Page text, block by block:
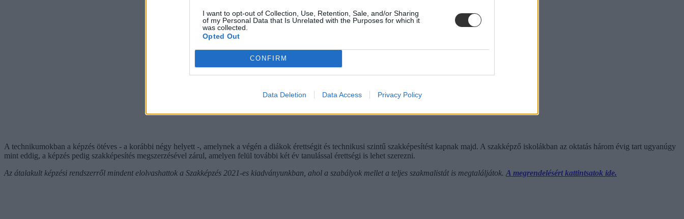
I want to opt-out of Collection, Use, Retention, Sale, and/or Sharing
of my Personal Data that Is Unrelated with the Purposes for which it
was collected.
Opted Out
CONFIRM
Data Deletion Data Access Privacy Policy
A technikumokban a képzés ötéves - a korábbi négy helyett -, amelynek a végén a diákok érettségit és technikusi szintű szakképesítést kapnak majd. A szakképző iskolákban az oktatás három évig tart ugyanúgy
mint eddig, a képzés pedig szakképesítés megszerzésével zárul, amelyen felül további két év tanulással érettségi is lehet szerezni.
Az átalakult képzési rendszerről mindent elolvashattok a Szakképzés 2021-es kiadványunkban, ahol a szabályok mellet a teljes szakmalistát is megtaláljátok. A megrendelésért kattintsatok ide.